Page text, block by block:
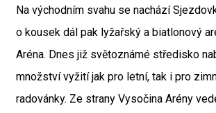
Na východním svahu se nachází
o kousek dál pak lyžařský a biatlonový
Aréna. Dnes již světoznámé středisko
množství vyžití jak pro letní, tak i pro
radovánky. Ze strany Vysočina Arény